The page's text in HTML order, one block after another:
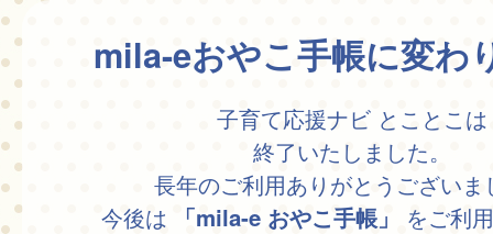
mila-eおやこ手帳に変わ
子育て応援ナビ とことこは
終了いたしました。
長年のご利用ありがとうございま
今後は
「mila-e おやこ手帳」 をご利